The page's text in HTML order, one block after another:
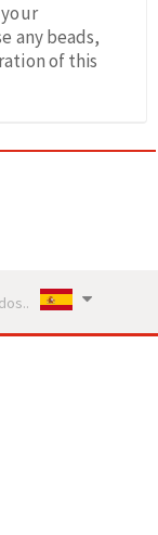
any beads,
of this